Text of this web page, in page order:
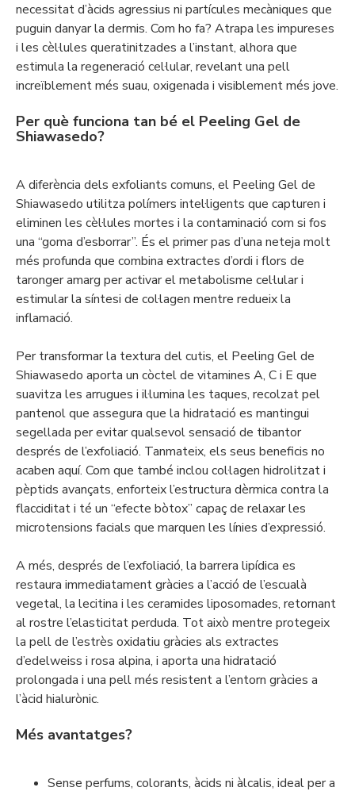
necessitat d’àcids agressius ni partícules mecàniques que
puguin danyar la dermis. Com ho fa? Atrapa les impureses
i les cèl·lules queratinitzades a l’instant, alhora que
estimula la regeneració cel·lular, revelant una pell
increïblement més suau, oxigenada i visiblement més jove.
Per què funciona tan bé el Peeling Gel de
Shiawasedo?
A diferència dels exfoliants comuns, el Peeling Gel de
Shiawasedo utilitza polímers intel·ligents que capturen i
eliminen les cèl·lules mortes i la contaminació com si fos
una “goma d’esborrar”. És el primer pas d’una neteja molt
més profunda que combina extractes d’ordi i flors de
taronger amarg per activar el metabolisme cel·lular i
estimular la síntesi de col·lagen mentre redueix la
inflamació.
Per transformar la textura del cutis, el Peeling Gel de
Shiawasedo aporta un còctel de vitamines A, C i E que
suavitza les arrugues i il·lumina les taques, recolzat pel
pantenol que assegura que la hidratació es mantingui
segellada per evitar qualsevol sensació de tibantor
després de l’exfoliació. Tanmateix, els seus beneficis no
acaben aquí. Com que també inclou col·lagen hidrolitzat i
pèptids avançats, enforteix l’estructura dèrmica contra la
flacciditat i té un “efecte bòtox” capaç de relaxar les
microtensions facials que marquen les línies d’expressió.
A més, després de l’exfoliació, la barrera lipídica es
restaura immediatament gràcies a l’acció de l’escualà
vegetal, la lecitina i les ceramides liposomades, retornant
al rostre l’elasticitat perduda. Tot això mentre protegeix
la pell de l’estrès oxidatiu gràcies als extractes
d’edelweiss i rosa alpina, i aporta una hidratació
prolongada i una pell més resistent a l’entorn gràcies a
l’àcid hialurònic.
Més avantatges?
Sense perfums, colorants, àcids ni àlcalis, ideal per a